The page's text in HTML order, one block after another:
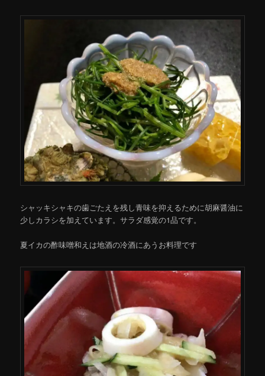
シャッキシャキの歯ごたえを残し青味を抑えるために胡麻醤油に
少しカラシを加えています。サラダ感覚の1品です。
夏イカの酢味噌和えは地酒の冷酒にあうお料理です